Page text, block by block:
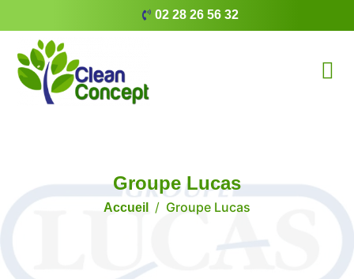
02 28 26 56 32
Groupe Lucas
Accueil Groupe Lucas